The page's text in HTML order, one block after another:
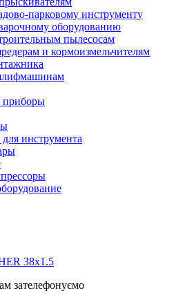
парковому инструменту
оборудованию
пылесосам
и кормоизмельчителям
приборы
инструмента
38x1.5
зателефонуємо